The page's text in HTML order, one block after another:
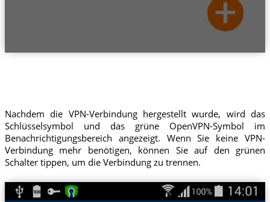
Nachdem die VPN-Verbindung hergestellt wurde, wird das
Schlüsselsymbol und das grüne OpenVPN-Symbol im
Benachrichtigungsbereich angezeigt. Wenn Sie keine VPN-
Verbindung mehr benötigen, können Sie auf den grünen
Schalter tippen, um die Verbindung zu trennen.